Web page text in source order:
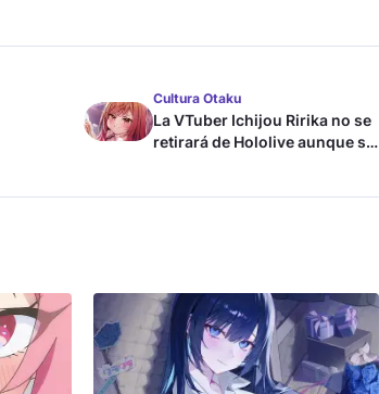
Cultura Otaku
La VTuber Ichijou Ririka no se
retirará de Hololive aunque se